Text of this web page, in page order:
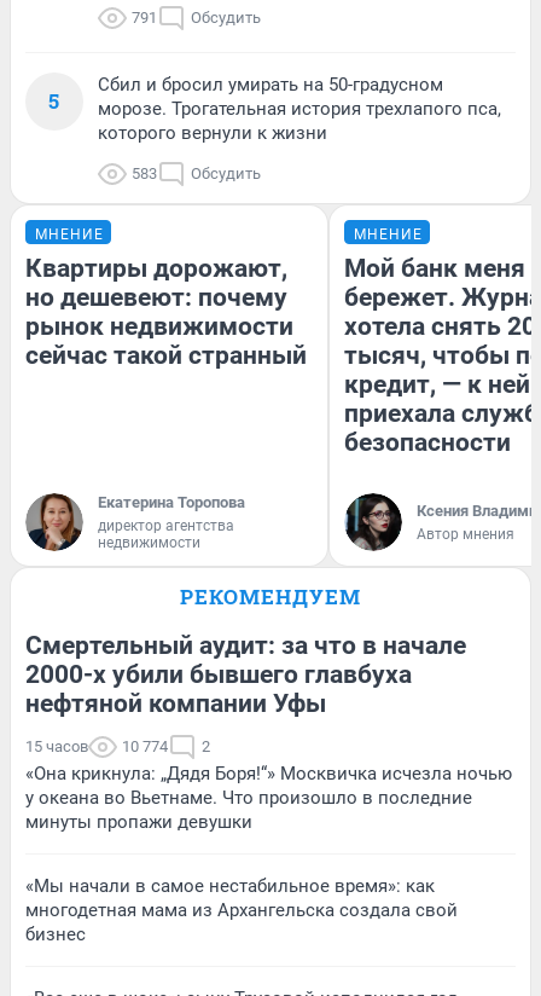
791 Обсудить
5
Сбил и бросил умирать на 50-градусном
морозе. Трогательная история трехлапого пса,
которого вернули к жизни
583 Обсудить
МНЕНИЕ
Квартиры дорожают,
но дешевеют: почему
рынок недвижимости
сейчас такой странный
Екатерина Торопова
директор агентства
недвижимости
МНЕНИЕ
Мой банк меня
бережет.
хотела снять
тысяч, чтобы
кредит, — к
приехала
безопасности
Ксения
Автор мнения
РЕКОМЕНДУЕМ
Смертельный аудит: за что в начале
2000-х убили бывшего главбуха
нефтяной компании Уфы
15 часов 10 774 2
«Она крикнула: „Дядя Боря!“» Москвичка исчезла ночью
у океана во Вьетнаме. Что произошло в последние
минуты пропажи девушки
«Мы начали в самое нестабильное время»: как
многодетная мама из Архангельска создала свой
бизнес